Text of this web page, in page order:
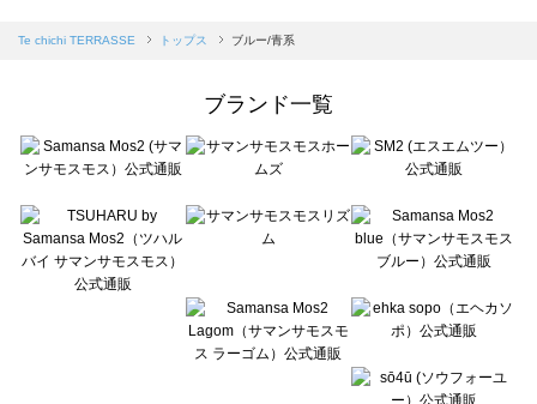
Samansa Mos2 blue（サマンサモスモス ブルー）のトップス一覧
sō4ū（ソウフォーユー）のトップス一覧
Te chichi（テチチ）のトップス一覧
Te chichi CLASSIC（テチチ クラシック）のトップス一覧
Lugnoncure（ルノンキュール）のトップス一覧
BETTY'S BLUE（べティーズブルー）のトップス一覧
Wpc.（ワールドパーティー）のトップス一覧
Te chichi TERRASSE トップス ブルー/青系
ブランド一覧